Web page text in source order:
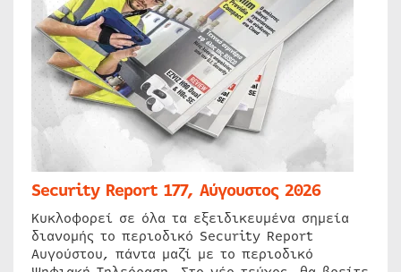
Security Report 177, Αύγουστος 2026
Κυκλοφορεί σε όλα τα εξειδικευμένα σημεία
διανομής το περιοδικό Security Report
Αυγούστου, πάντα μαζί με το περιοδικό